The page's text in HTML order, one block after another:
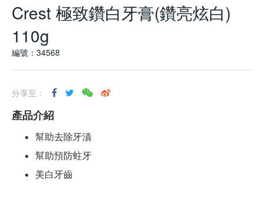
Crest 極致鑽白牙膏(鑽亮炫白)
110g
編號：34568
分享至：
產品介紹
幫助去除牙漬
幫助預防蛀牙
美白牙齒